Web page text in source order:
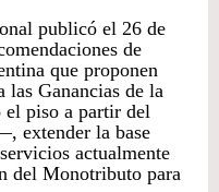
publicó el 26 de
de
que proponen
las Ganancias de la
piso a partir del
extender la base
actualmente
del Monotributo para